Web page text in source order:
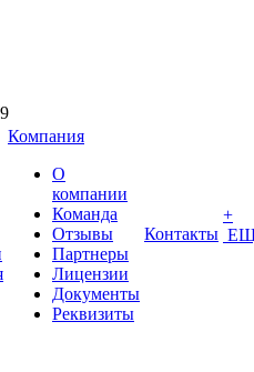
Компания
О
компании
Команда
Отзывы
Партнеры
Лицензии
Документы
Реквизиты
Контакты
+